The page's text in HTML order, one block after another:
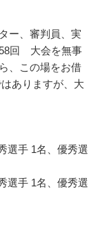
ー、審判員、実
回 大会を無事
、この場をお借
ありますが、大
選手 1名、優秀選
選手 1名、優秀選